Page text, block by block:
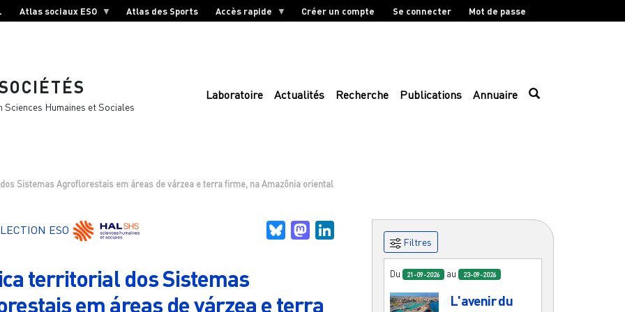
Atlas sociaux ESO Atlas des Sports Accès rapide Créer un compte Se connecter Mot de passe
Humaines et Sociales
Laboratoire Actualités Recherche Publications Annuaire
Sistemas Agroflorestais em áreas de várzea e terra firme, na Amazônia oriental
ESO BlueskyMastodon
territorial dos Sistemas
em áreas de várzea e terra
Filtres
Du 21-09-2026 au 23-09-2026
L'avenir du